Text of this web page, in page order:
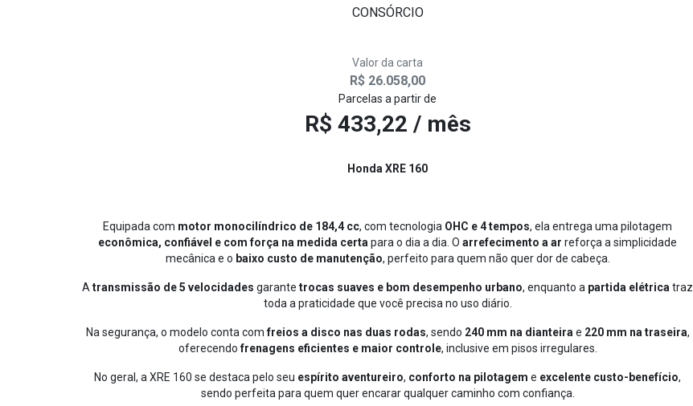
CONSÓRCIO
Valor da carta
R$ 26.058,00
Parcelas a partir de
R$ 433,22 / mês
Honda XRE 160
Equipada com motor monocilíndrico de 184,4 cc, com tecnologia OHC e 4 tempos, ela entrega uma pilotagem
econômica, confiável e com força na medida certa para o dia a dia. O arrefecimento a ar reforça a simplicidade
mecânica e o baixo custo de manutenção, perfeito para quem não quer dor de cabeça.
A transmissão de 5 velocidades garante trocas suaves e bom desempenho urbano, enquanto a partida elétrica traz
toda a praticidade que você precisa no uso diário.
Na segurança, o modelo conta comfreios a disco nas duas rodas, sendo 240 mm na dianteira e 220 mm na traseira,
oferecendofrenagens eficientes e maior controle, inclusive em pisos irregulares.
No geral, a XRE 160 se destaca pelo seu espírito aventureiro, conforto na pilotagem e excelente custo-benefício,
sendo perfeita para quem quer encarar qualquer caminho com confiança.